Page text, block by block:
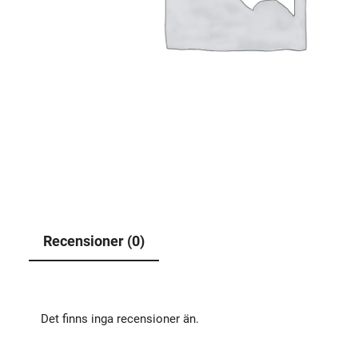
Recensioner (0)
Det finns inga recensioner än.